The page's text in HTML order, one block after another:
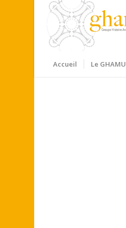
Accueil Le GHAMU